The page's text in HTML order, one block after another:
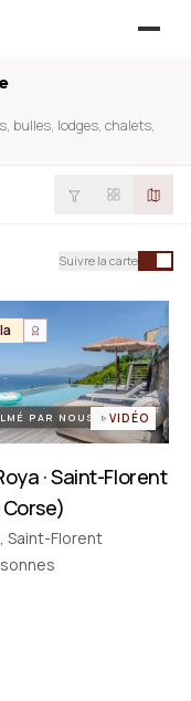
, bulles, lodges, chalets,
Suivre la carte
PAR NOUS VIDÉO
· Saint-Florent
Saint-Florent